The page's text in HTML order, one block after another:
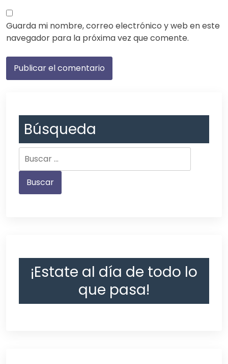
Guarda mi nombre, correo electrónico y web en este
navegador para la próxima vez que comente.
Búsqueda
¡Estate al día de todo lo
que pasa!